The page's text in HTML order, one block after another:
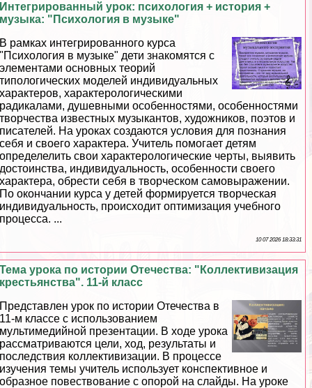
Интегрированный урок: психология + история +
музыка: "Психология в музыке"
В рамках интегрированного курса
"Психология в музыке" дети знакомятся с
элементами основных теорий
типологических моделей индивидуальных
хаpaктеров, хаpaктерологическими
радикалами, душевными особенностями, особенностями
творчества известных музыкантов, художников, поэтов и
писателей. На уроках создаются условия для познания
себя и своего хаpaктера. Учитель помогает детям
определелить свои хаpaктерологические черты, выявить
достоинства, индивидуальность, особенности своего
хаpaктера, обрести себя в творческом самовыражении.
По окончании курса у детей формируется творческая
индивидуальность, происходит оптимизация учебного
процесса. ...
10 07 2026 18:33:31
Тема урока по истории Отечества: "Коллективизация
крестьянства". 11-й класс
Представлен урок по истории Отечества в
11-м классе с использованием
мультимедийной презентации. В ходе урока
рассматриваются цели, ход, результаты и
последствия коллективизации. В процессе
изучения темы учитель использует конспективное и
образное повествование с опорой на слайды. На уроке